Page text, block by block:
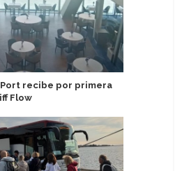
recibe por primera
Flow